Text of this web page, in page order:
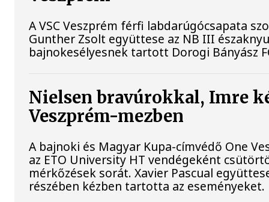
A VSC Veszprém férfi labdarúgócsapata
Gunther Zsolt együttese az NB III
bajnokesélyesnek tartott Dorogi Bányász
Nielsen bravúrokkal, Imre
Veszprém-mezben
A bajnoki és Magyar Kupa-címvédő One
az ETO University HT vendégeként
mérkőzések sorát. Xavier Pascual
részében kézben tartotta az eseményeket.